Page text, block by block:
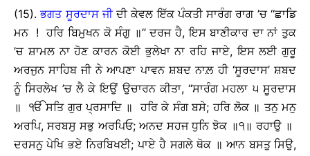
(15). ਭਗਤ ਸੂਰਦਾਸ ਜੀਦੀ ਕੇਵਲ ਇੱਕ ਪੰਕਤੀ ਸਾਰੰਗ ਰਾਗ ’ਚ ‘‘ਛਾਡਿ
ਮਨ ! ਹਰਿ ਬਿਮੁਖਨ ਕੋ ਸੰਗੁ ॥’’ ਦਰਜ ਹੈ, ਇਸ ਬਾਣੀਕਾਰ ਦਾ ਨਾਂ ਤੁਕ
’ਚ ਸ਼ਾਮਲ ਨਾ ਹੋਣ ਕਾਰਨ ਕੋਈ ਭੁਲੇਖਾ ਨਾ ਰਹਿ ਜਾਏ, ਇਸ ਲਈ ਗੁਰੂ
ਅਰਜੁਨ ਸਾਹਿਬ ਜੀ ਨੇ ਆਪਣਾ ਪਾਵਨ ਸ਼ਬਦ ਨਾਲ਼ ਹੀ ‘ਸੂਰਦਾਸ’ ਸ਼ਬਦ
ਨੂੰ ਸਿਰਲੇਖ ’ਚ ਲੈ ਕੇ ਇਉਂ ਉਚਾਰਨ ਕੀਤਾ, ‘‘ਸਾਰੰਗ ਮਹਲਾ ੫ ਸੂਰਦਾਸ
॥ ੴ ਸਤਿ ਗੁਰ ਪ੍ਰਸਾਦਿ ॥ ਹਰਿ ਕੇ ਸੰਗ ਬਸੇ; ਹਰਿ ਲੋਕ ॥ ਤਨੁ ਮਨੁ
ਅਰਪਿ, ਸਰਬਸੁ ਸਭੁ ਅਰਪਿਓ; ਅਨਦ ਸਹਜ ਧੁਨਿ ਝੋਕ ॥੧॥ ਰਹਾਉ ॥
ਦਰਸਨੁ ਪੇਖਿ ਭਏ ਨਿਰਬਿਖਈ; ਪਾਏ ਹੈ ਸਗਲੇ ਥੋਕ ॥ ਆਨ ਬਸਤੁ ਸਿਉ,